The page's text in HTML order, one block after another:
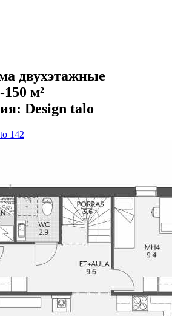
двухэтажные
м²
Design talo